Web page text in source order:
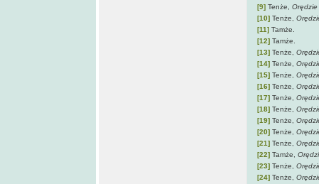
[9] Tenże,
[10] Tenże,
[11] Tamże.
[12] Tamże.
[13] Tenże,
[14] Tenże,
[15] Tenże,
[16] Tenże,
[17] Tenże,
[18] Tenże,
[19] Tenże,
[20] Tenże,
[21] Tenże,
[22] Tamże,
[23] Tenże,
[24] Tenże,